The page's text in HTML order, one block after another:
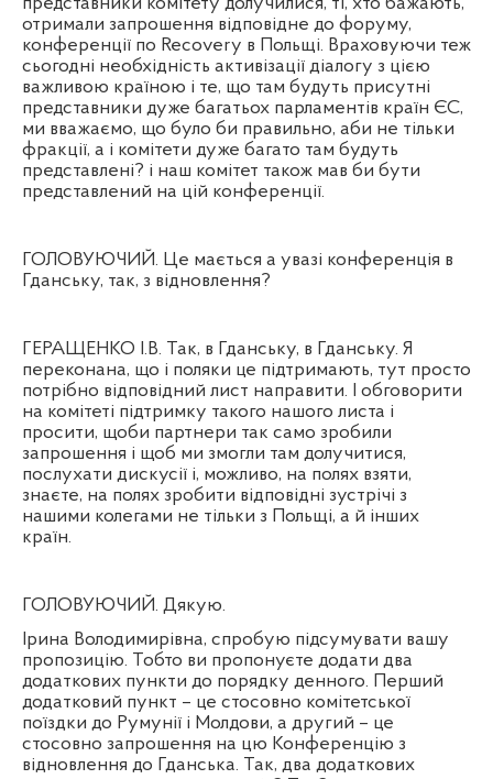
отримали запрошення відповідне до форуму,
конференції по Recovery в Польщі. Враховуючи теж
сьогодні необхідність активізації діалогу з цією
важливою країною і те, що там будуть присутні
представники дуже багатьох парламентів країн ЄС,
ми вважаємо, що було би правильно, аби не тільки
фракції, а і комітети дуже багато там будуть
представлені? і наш комітет також мав би бути
представлений на цій конференції.
ГОЛОВУЮЧИЙ. Це мається а увазі конференція в
Гданську, так, з відновлення?
ГЕРАЩЕНКО І.В. Так, в Гданську, в Гданську. Я
переконана, що і поляки це підтримають, тут просто
потрібно відповідний лист направити. І обговорити
на комітеті підтримку такого нашого листа і
просити, щоби партнери так само зробили
запрошення і щоб ми змогли там долучитися,
послухати дискусії і, можливо, на полях взяти,
знаєте, на полях зробити відповідні зустрічі з
нашими колегами не тільки з Польщі, а й інших
країн.
ГОЛОВУЮЧИЙ. Дякую.
Ірина Володимирівна, спробую підсумувати вашу
пропозицію. Тобто ви пропонуєте додати два
додаткових пункти до порядку денного. Перший
додатковий пункт – це стосовно комітетської
поїздки до Румунії і Молдови, а другий – це
стосовно запрошення на цю Конференцію з
відновлення до Гданська. Так, два додаткових